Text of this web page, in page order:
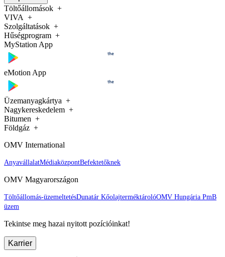
Töltőállomások
VIVA
Szolgáltatások
Hűségprogram
MyStation App
eMotion App
Üzemanyagkártya
Nagykereskedelem
Bitumen
Földgáz
OMV International
AnyavállalatMédiaközpontBefektetőknek
OMV Magyarországon
Töltőállomás-üzemeltetésDunatár KőolajterméktárolóOMV Hungária PmB
üzem
Tekintse meg hazai nyitott pozícióinkat!
Karrier